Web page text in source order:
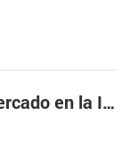
POS Impresora de recibos de Mercado en la India